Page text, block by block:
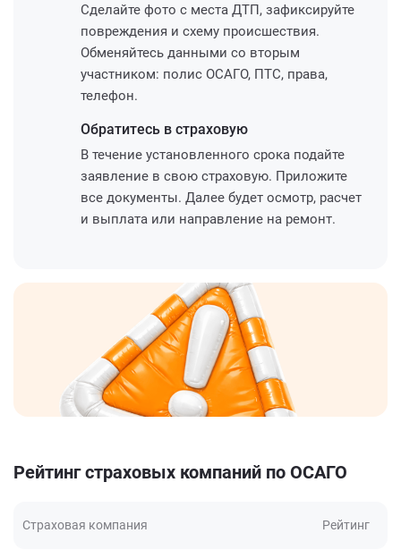
Сделайте фото с места ДТП, зафиксируйте
повреждения и схему происшествия.
Обменяйтесь данными со вторым
участником: полис ОСАГО, ПТС, права,
телефон.
Обратитесь в страховую
В течение установленного срока подайте
заявление в свою страховую. Приложите
все документы. Далее будет осмотр, расчет
и выплата или направление на ремонт.
Рейтинг страховых компаний по ОСАГО
Страховая компания Рейтинг